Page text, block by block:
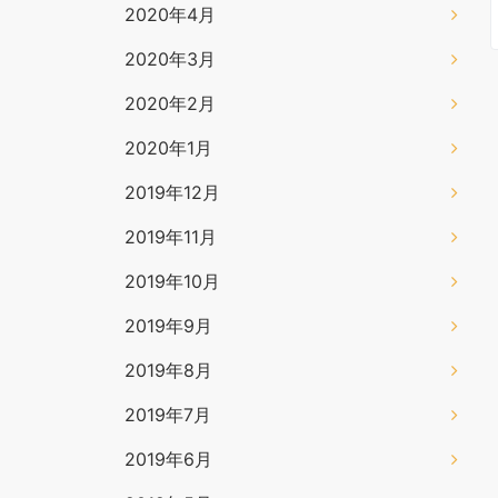
2020年4月
2020年3月
2020年2月
2020年1月
2019年12月
2019年11月
2019年10月
2019年9月
2019年8月
2019年7月
2019年6月